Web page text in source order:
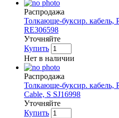
Распродажа
Толкающе-буксир. кабель,
RE306598
Уточняйте
Купить
Нет в наличии
Распродажа
Толкающе-буксир. кабель,
Cable, S SJ16998
Уточняйте
Купить